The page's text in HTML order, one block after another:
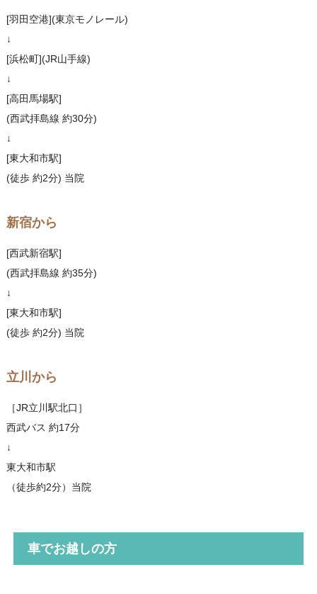
[羽田空港](東京モノレール)
↓
[浜松町](JR山手線)
↓
[高田馬場駅]
(西武拝島線 約30分)
↓
[東大和市駅]
(徒歩 約2分) 当院
新宿から
[西武新宿駅]
(西武拝島線 約35分)
↓
[東大和市駅]
(徒歩 約2分) 当院
立川から
［JR立川駅北口］
西武バス 約17分
↓
東大和市駅
（徒歩約2分）当院
車でお越しの方